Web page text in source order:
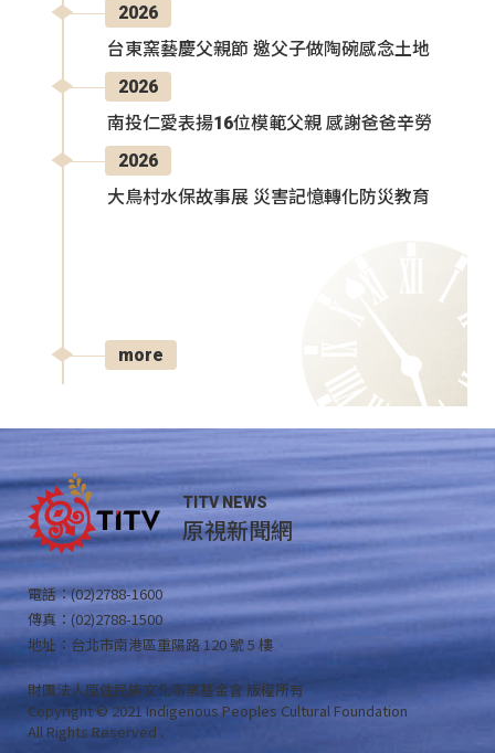
2026
台東窯藝慶父親節 邀父子做陶碗感念土地
2026
南投仁愛表揚16位模範父親 感謝爸爸辛勞
2026
大鳥村水保故事展 災害記憶轉化防災教育
more
TITV NEWS
原視新聞網
電話：(02)2788-1600
傳真：(02)2788-1500
地址：台北市南港區重陽路 120 號 5 樓
財團法人原住民族文化事業基金會 版權所有
Copyright © 2021 Indigenous Peoples Cultural Foundation
All Rights Reserved .